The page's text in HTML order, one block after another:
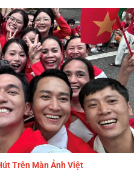
Trên Màn Ảnh Việt